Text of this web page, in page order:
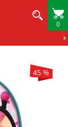
0
45 %